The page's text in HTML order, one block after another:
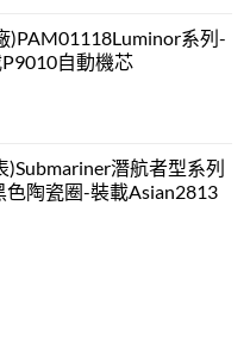
)PAM01118Luminor系列-
自動機芯
潛航者型系列
色陶瓷圈-裝載Asian2813